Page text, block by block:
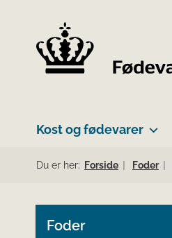
Kost og fødevarer
Du er her: Forside Foder
Foder